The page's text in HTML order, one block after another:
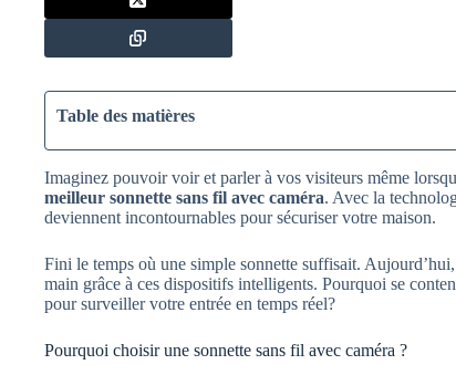
Table des matières
Imaginez pouvoir voir et parler à vos visiteurs même
meilleur sonnette sans fil avec caméra. Avec la
deviennent incontournables pour sécuriser votre maison.
Fini le temps où une simple sonnette suffisait.
main grâce à ces dispositifs intelligents. Pourquoi se
pour surveiller votre entrée en temps réel?
Pourquoi choisir une sonnette sans fil avec caméra ?